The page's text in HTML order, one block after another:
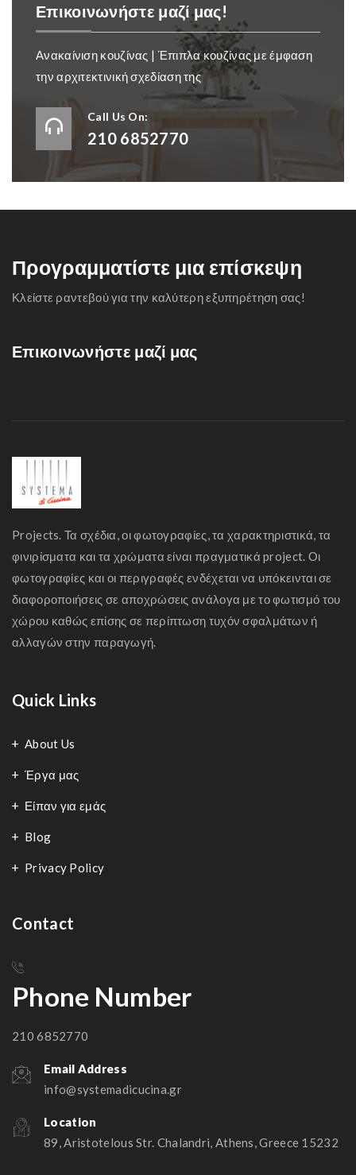
Επικοινωνήστε μαζί μας!
Ανακαίνιση κουζίνας | Έπιπλα κουζίνας με έμφαση
την αρχιτεκτινική σχεδίαση της
Call Us On:
210 6852770
Προγραμματίστε μια επίσκεψη
Κλείστε ραντεβού για την καλύτερη εξυπηρέτηση σας!
Επικοινωνήστε μαζί μας
Projects. Τα σχέδια, οι φωτογραφίες, τα χαρακτηριστικά, τα
φινιρίσματα και τα χρώματα είναι πραγματικά project. Οι
φωτογραφίες και οι περιγραφές ενδέχεται να υπόκεινται σε
διαφοροποιήσεις σε αποχρώσεις ανάλογα με το φωτισμό του
χώρου καθώς επίσης σε περίπτωση τυχόν σφαλμάτων ή
αλλαγών στην παραγωγή.
Quick Links
About Us
Έργα μας
Είπαν για εμάς
Blog
Privacy Policy
Contact
Phone Number
210 6852770
Email Address
info@systemadicucina.gr
Location
89, Aristotelous Str. Chalandri, Athens, Greece 15232